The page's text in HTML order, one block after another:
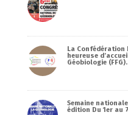
La Confédération
heureuse
Géobiologie (FFG).
Semaine
édition Du 1er au